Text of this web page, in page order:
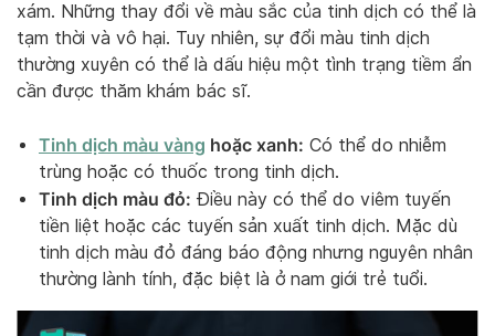
xám. Những thay đổi về màu sắc của tinh dịch có thể là
tạm thời và vô hại. Tuy nhiên, sự đổi màu tinh dịch
thường xuyên có thể là dấu hiệu một tình trạng tiềm ẩn
cần được thăm khám bác sĩ.
Tinh dịch màu vàng hoặc xanh: Có thể do nhiễm
trùng hoặc có thuốc trong tinh dịch.
Tinh dịch màu đỏ: Điều này có thể do viêm tuyến
tiền liệt hoặc các tuyến sản xuất tinh dịch. Mặc dù
tinh dịch màu đỏ đáng báo động nhưng nguyên nhân
thường lành tính, đặc biệt là ở nam giới trẻ tuổi.